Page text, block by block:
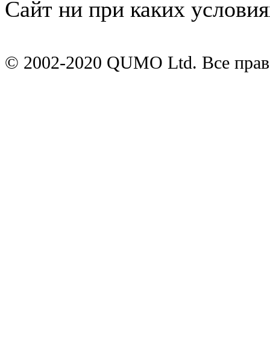
Сайт ни при каких
© 2002-2020 QUMO Ltd. Все